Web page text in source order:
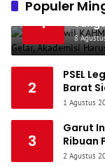
1
6
Persis Solo
1
7
Semen Padang
Populer
1
Buka
8
2
PSEL
Barat
per
1 Agustus
3
Garut
Ribuan
Makin
2 Agustus